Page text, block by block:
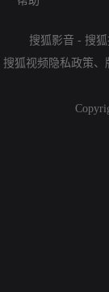
搜狐影音 - 搜
搜狐视频隐私政策、